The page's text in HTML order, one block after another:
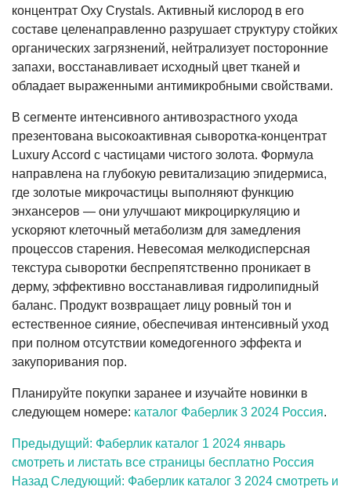
концентрат Oxy Crystals. Активный кислород в его
составе целенаправленно разрушает структуру стойких
органических загрязнений, нейтрализует посторонние
запахи, восстанавливает исходный цвет тканей и
обладает выраженными антимикробными свойствами.
В сегменте интенсивного антивозрастного ухода
презентована высокоактивная сыворотка-концентрат
Luxury Accord с частицами чистого золота. Формула
направлена на глубокую ревитализацию эпидермиса,
где золотые микрочастицы выполняют функцию
энхансеров — они улучшают микроциркуляцию и
ускоряют клеточный метаболизм для замедления
процессов старения. Невесомая мелкодисперсная
текстура сыворотки беспрепятственно проникает в
дерму, эффективно восстанавливая гидролипидный
баланс. Продукт возвращает лицу ровный тон и
естественное сияние, обеспечивая интенсивный уход
при полном отсутствии комедогенного эффекта и
закупоривания пор.
Планируйте покупки заранее и изучайте новинки в
следующем номере: каталог Фаберлик 3 2024 Россия.
Предыдущий: Фаберлик каталог 1 2024 январь
смотреть и листать все страницы бесплатно Россия
Назад Следующий: Фаберлик каталог 3 2024 смотреть и